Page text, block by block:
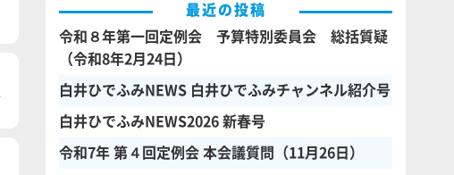
最近の投稿
令和８年第一回定例会 予算特別委員会 総括質疑
（令和8年2月24日）
白井ひでふみNEWS 白井ひでふみチャンネル紹介号
白井ひでふみNEWS2026 新春号
令和7年 第４回定例会 本会議質問（11月26日）